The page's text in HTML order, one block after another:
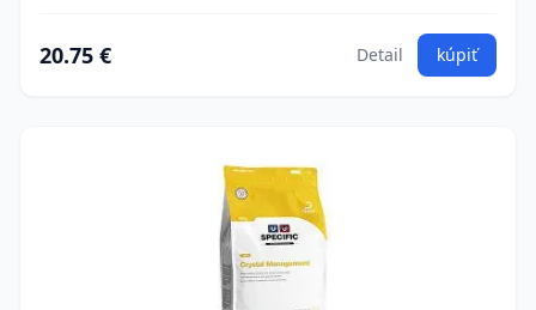
20.75 € Detail kúpiť